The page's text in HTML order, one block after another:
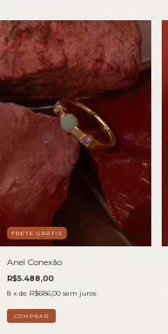
FRETE GRÁTIS
Anel Conexão
R$5.488,00
8 x de R$686,00 sem juros